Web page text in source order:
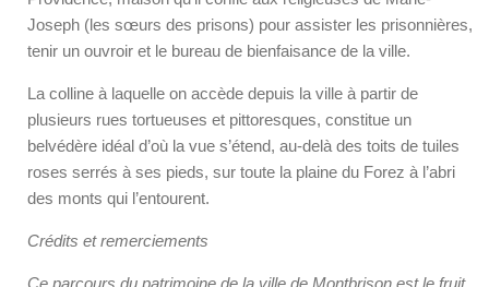
Joseph (les sœurs des prisons) pour assister les prisonnières,
tenir un ouvroir et le bureau de bienfaisance de la ville.
La colline à laquelle on accède depuis la ville à partir de
plusieurs rues tortueuses et pittoresques, constitue un
belvédère idéal d’où la vue s’étend, au-delà des toits de tuiles
roses serrés à ses pieds, sur toute la plaine du Forez à l’abri
des monts qui l’entourent.
Crédits et remerciements
Ce parcours du patrimoine de la ville de Montbrison est le fruit